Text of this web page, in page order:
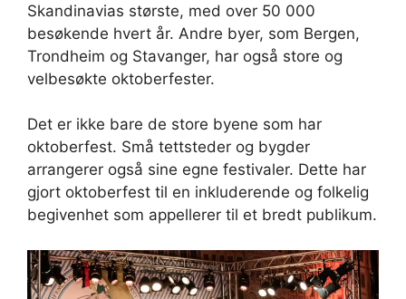
Skandinavias største, med over 50 000
besøkende hvert år. Andre byer, som Bergen,
Trondheim og Stavanger, har også store og
velbesøkte oktoberfester.
Det er ikke bare de store byene som har
oktoberfest. Små tettsteder og bygder
arrangerer også sine egne festivaler. Dette har
gjort oktoberfest til en inkluderende og folkelig
begivenhet som appellerer til et bredt publikum.